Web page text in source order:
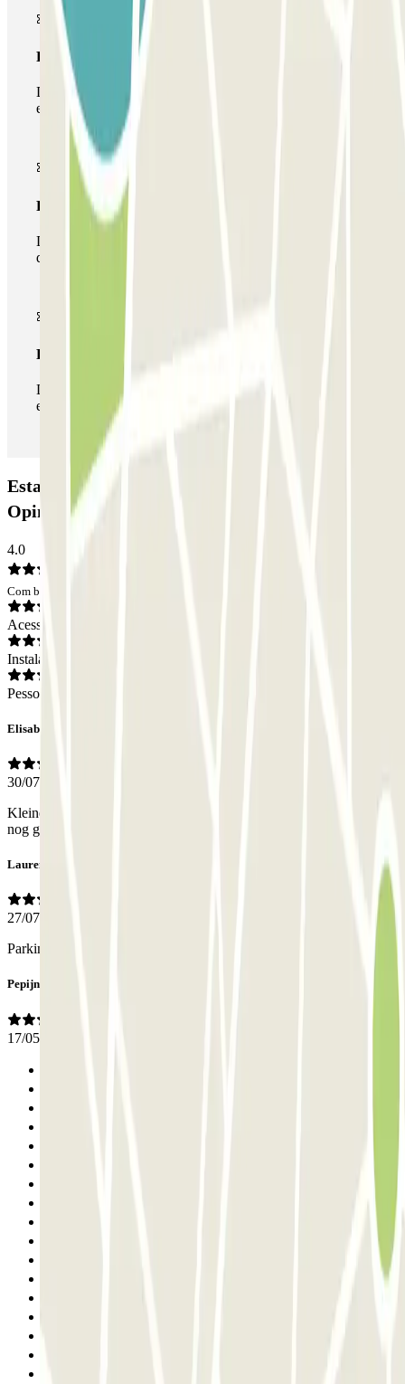
Passe simples
Durante a sua estadia, só poderá entrar e sair do parque de
estacionamento uma vez.
Passe multiestacionamento
Durante a sua estadia, pode utilizar toda a rede de parques
de estacionamento deste operador disponível em Parclick.
Passe ilimitado
Durante a sua estadia, pode entrar e sair do parque de
estacionamento as vezes que quiser.
Estacionamento Parkbee Rue de l'Ommegang:
Opiniões
4.0
Com base em 52 opiniões
Acesso
Instalações
Pessoal
Elisabeth
30/07/2026
Kleine, gemakkelijk bereikbare en centrale parking. Ik zal hier zeker
nog gebruik van maken in de toekomst.
Laurent
27/07/2026
Parking aérien avec barrière ouverte à l’arrivée.
Pepijn
17/05/2026